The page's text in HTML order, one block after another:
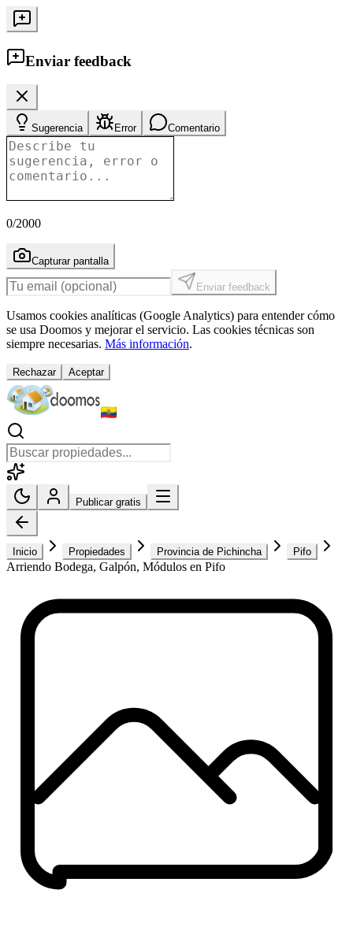
Enviar feedback
Sugerencia Error Comentario
0/2000
Capturar pantalla
Enviar feedback
Usamos cookies analíticas (Google Analytics) para entender cómo
se usa Doomos y mejorar el servicio. Las cookies técnicas son
siempre necesarias. Más información.
Rechazar Aceptar
Publicar gratis
Inicio Propiedades Provincia de Pichincha Pifo
Arriendo Bodega, Galpón, Módulos en Pifo